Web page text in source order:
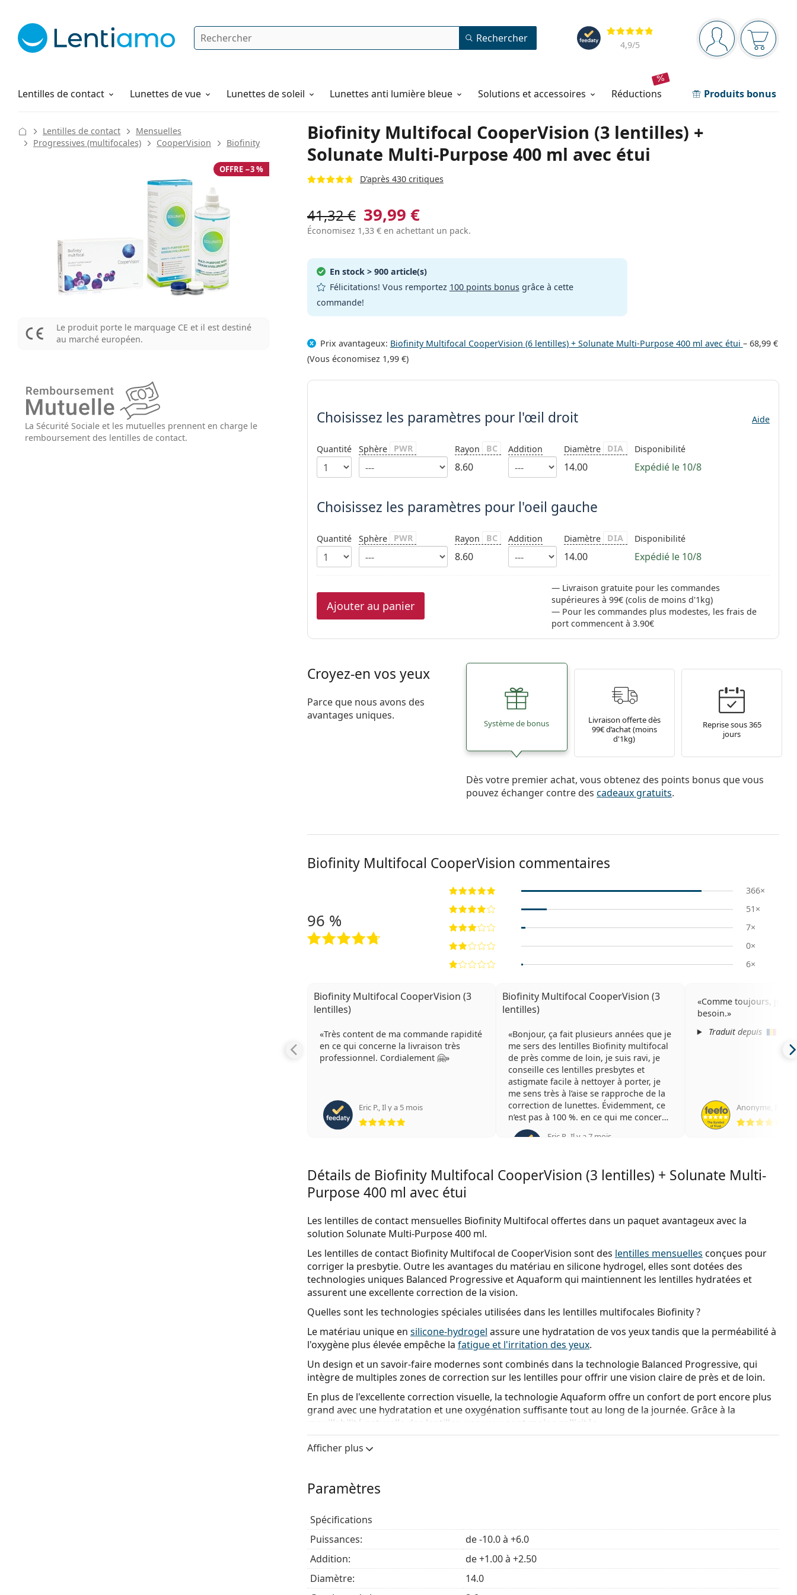
Barre de navigation
Vous êtesVotre
Évaluation
4,9/5
Rechercher Rechercher
Lentilles de contact
Produits d'entretien Lunettes de vue Lunettes de soleil Lunettes anti lumière bleue Solutions et accessoires réductions Produits bonus
Comment commander
Biofinity Multifocal CooperVision (3 lentilles) +
Solunate Multi-Purpose 400 ml avec étui
D'après 430 critiques
Lentilles de contact
Mensuelles
Progressives (multifocales)
CooperVision Biofinity
OFFRE −3 %
Le produit porte le marquage CE et il est destiné
au marché européen.
La Sécurité Sociale et les mutuelles prennent en charge le
remboursement des lentilles de contact.
41,32 € 39,99 €
Économisez 1,33 €en achettant un pack.
En stock > 900 article(s)
Félicitations! Vous remportez 100 points bonusgrâce à cette
commande!
Prix avantageux: Biofinity Multifocal CooperVision (6 lentilles) + Solunate Multi-Purpose 400 ml avec étui – 68,99 €
(Vous économisez 1,99 €)
Choisissez les paramètres
Choisissez les paramètres pour l'œil droit Aide
Quantité Sphère PWR Rayon BC
8.60
Addition Diamètre DIA
14.00
Disponibilité
Expédié le 10/8
Choisissez les paramètres pour l'oeil gauche
Quantité Sphère PWR Rayon BC
8.60
Addition Diamètre DIA
14.00
Disponibilité
Expédié le 10/8
Ajouter au panier
Livraison gratuite pour les commandes
supérieures à 99€ (colis de moins d'1kg)
Pour les commandes plus modestes, les frais de
port commencent à 3.90€
Croyez-en vos yeux
Parce que nous avons des
avantages uniques.
Système de bonus
Livraison offerte dès
99€ d’achat (moins
d'1kg)
Reprise sous 365
jours
Dès votre premier achat, vous obtenez des points bonus que vous
pouvez échanger contre descadeaux gratuits.
Biofinity Multifocal CooperVision commentaires
96 %
366×
51×
7×
0×
6×
Biofinity Multifocal CooperVision (3
lentilles)
Très content de ma commande rapidité
en ce qui concerne la livraison très
professionnel. Cordialement 🤗
Eric P.,Il y a 5 mois
Biofinity Multifocal CooperVision (3
lentilles)
Bonjour, ça fait plusieurs années que je
me sers des lentilles Biofinity multifocal
de près comme de loin, je suis ravi, je
conseille ces lentilles presbytes et
astigmate facile à nettoyer à porter, je
me sens très à l’aise se rapproche de la
correction de lunettes. Évidemment, ce
n’est pas à 100 %. en ce qui me concerne
je recommande cette marque et
l’avantage c’est que on est pas obligé
Cordialement.
Eric P. ,Il y a 7 mois
Comme toujours, juste
besoin.
Traduit depuis
Anonyme
Détails de Biofinity Multifocal CooperVision (3 lentilles) + Solunate Multi-
Purpose 400 ml avec étui
Les lentilles de contact mensuelles Biofinity Multifocal offertes dans un paquet avantageux avec la
solution Solunate Multi-Purpose 400 ml.
Les lentilles de contact Biofinity Multifocal de CooperVision sont des lentilles mensuelles conçues pour
corriger la presbytie. Outre les avantages du matériau en silicone hydrogel, elles sont dotées des
technologies uniques Balanced Progressive et Aquaform qui maintiennent les lentilles hydratées et
assurent une excellente correction de la vision.
Quelles sont les technologies spéciales utilisées dans les lentilles multifocales Biofinity ?
Le matériau unique en silicone-hydrogel assure une hydratation de vos yeux tandis que la perméabilité à
l'oxygène plus élevée empêche la fatigue et l'irritation des yeux.
Un design et un savoir-faire modernes sont combinés dans la technologie Balanced Progressive, qui
intègre de multiples zones de correction sur les lentilles pour offrir une vision claire de près et de loin.
En plus de l'excellente correction visuelle, la technologie Aquaform offre un confort de port encore plus
grand avec une hydratation et une oxygénation suffisante tout au long de la journée. Grâce à la
mouillabilité naturelle des lentilles, vos yeux sont moins sollicités.
Qu'est-ce que la presbytie ?
l'élasticité de l'œil, qui ne permet pas la mise au point à courte distance.
signalisation au loin. La technologie Balanced Progressive vous permet de voir les objets proches et
lointains, et tout ce qui se trouve entre les deux, avec une netteté sans sacrifier le confort et la qualité
visuelle.
Les lentilles de contact Biofinity Multifocal sont conçues pour un usage quotidien avec un changement
mensuel. Elles peuvent également être portées en continu pendant 7 jours après accord de votre
Afficher plus
Paramètres
Spécifications
Puissances:
de -10.0 à +6.0
Addition:
de +1.00 à +2.50
Diamètre:
14.0